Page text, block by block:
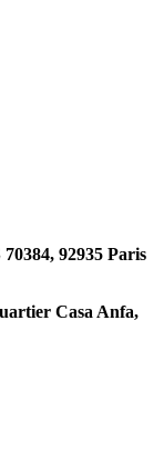
92935 Paris
Casa Anfa,